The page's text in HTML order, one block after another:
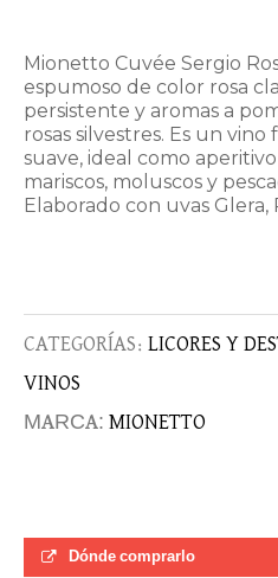
Mionetto Cuvée Sergio
espumoso de color rosa
persistente y aromas a
rosas silvestres. Es un
suave, ideal como
mariscos, moluscos y
Elaborado con uvas Glera,
CATEGORÍAS: LICORES Y
VINOS
MARCA: MIONETTO
Dónde comprarlo